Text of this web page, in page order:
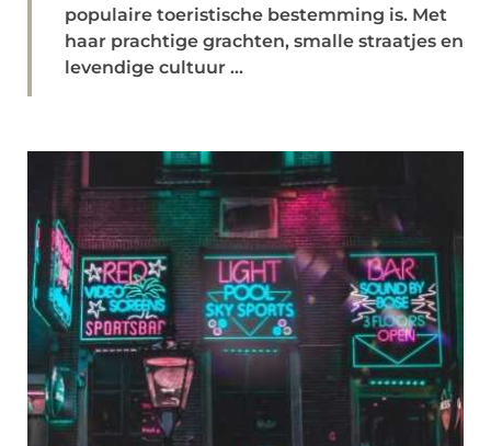
populaire toeristische bestemming is. Met
haar prachtige grachten, smalle straatjes en
levendige cultuur ...